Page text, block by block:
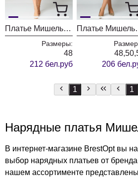
Платье МишельСтиль 1262 светлая лаванда
Размеры:
48
212 бел.руб
Платье
206
1 1
Нарядные платья
В интернет-магазине BrestOpt вы
выбор нарядных платьев от
нашем ассортименте